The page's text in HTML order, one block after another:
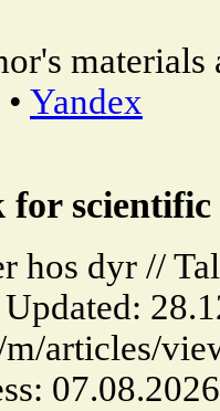
materials
• Yandex
for
hos dyr //
articles/